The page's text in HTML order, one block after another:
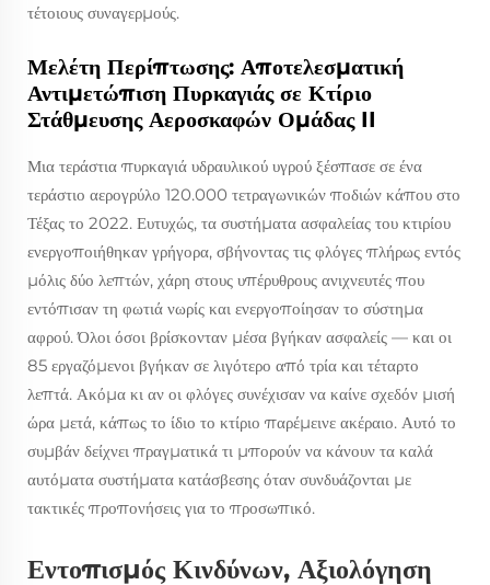
τέτοιους συναγερμούς.
Μελέτη Περίπτωσης: Αποτελεσματική
Αντιμετώπιση Πυρκαγιάς σε Κτίριο
Στάθμευσης Αεροσκαφών Ομάδας II
Μια τεράστια πυρκαγιά υδραυλικού υγρού ξέσπασε σε ένα
τεράστιο αερογρύλο 120.000 τετραγωνικών ποδιών κάπου στο
Τέξας το 2022. Ευτυχώς, τα συστήματα ασφαλείας του κτιρίου
ενεργοποιήθηκαν γρήγορα, σβήνοντας τις φλόγες πλήρως εντός
μόλις δύο λεπτών, χάρη στους υπέρυθρους ανιχνευτές που
εντόπισαν τη φωτιά νωρίς και ενεργοποίησαν το σύστημα
αφρού. Όλοι όσοι βρίσκονταν μέσα βγήκαν ασφαλείς — και οι
85 εργαζόμενοι βγήκαν σε λιγότερο από τρία και τέταρτο
λεπτά. Ακόμα κι αν οι φλόγες συνέχισαν να καίνε σχεδόν μισή
ώρα μετά, κάπως το ίδιο το κτίριο παρέμεινε ακέραιο. Αυτό το
συμβάν δείχνει πραγματικά τι μπορούν να κάνουν τα καλά
αυτόματα συστήματα κατάσβεσης όταν συνδυάζονται με
τακτικές προπονήσεις για το προσωπικό.
Εντοπισμός Κινδύνων, Αξιολόγηση